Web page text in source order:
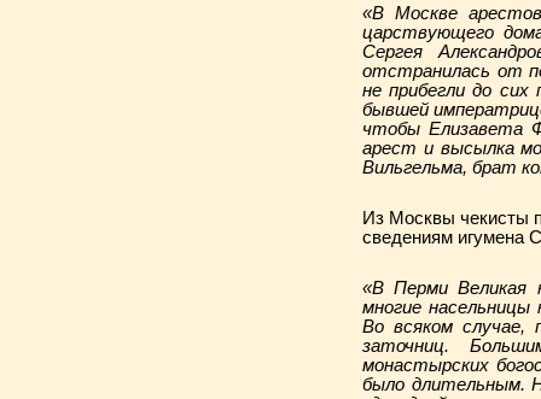
«В Москве
царствующего
Сергея
отстранилась от
не прибегли до
бывшей
чтобы Елизавета
арест и высылка
Вильгельма, брат
Из Москвы чекисты
сведениям игумена
«В Перми Великая
многие насельницы
Во всяком случае,
заточниц.
монастырских
было длительным.